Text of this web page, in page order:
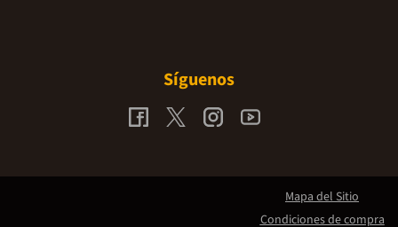
Síguenos
Mapa del Sitio
Condiciones de compra